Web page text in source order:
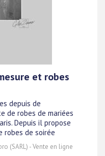
et robes
depuis de
de robes de mariées
Depuis il propose
robes de soirée
(SARL) - Vente en ligne